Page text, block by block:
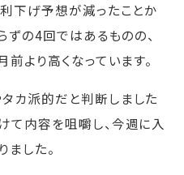
下げ予想が減ったことか
の4回ではあるものの、
より高くなっています。
カ派的だと判断しました
て内容を咀嚼し、今週に入
ました。